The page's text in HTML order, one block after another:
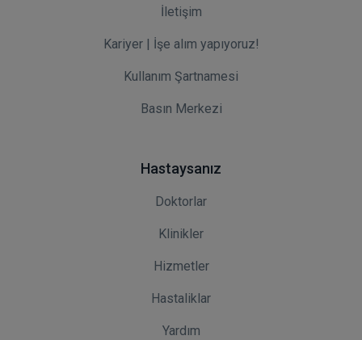
İletişim
Kariyer | İşe alım yapıyoruz!
Kullanım Şartnamesi
Basın Merkezi
Hastaysanız
Doktorlar
Klinikler
Hizmetler
Hastaliklar
Yardım